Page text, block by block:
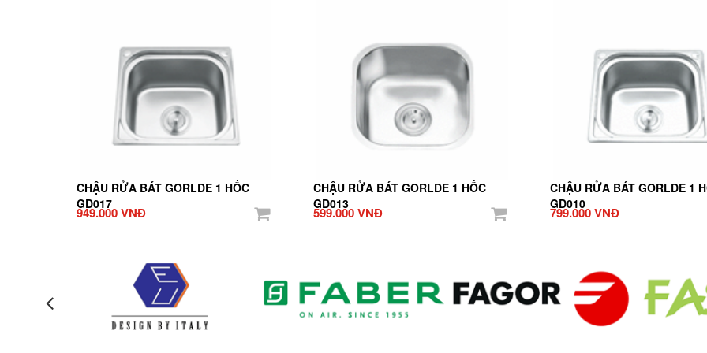
CHẬU RỬA BÁT GORLDE 1 HỐC
GD017
949.000 VNĐ
CHẬU RỬA BÁT GORLDE 1 HỐC
GD013
599.000 VNĐ
CHẬU RỬA BÁT GORLDE 1
GD010
799.000 VNĐ